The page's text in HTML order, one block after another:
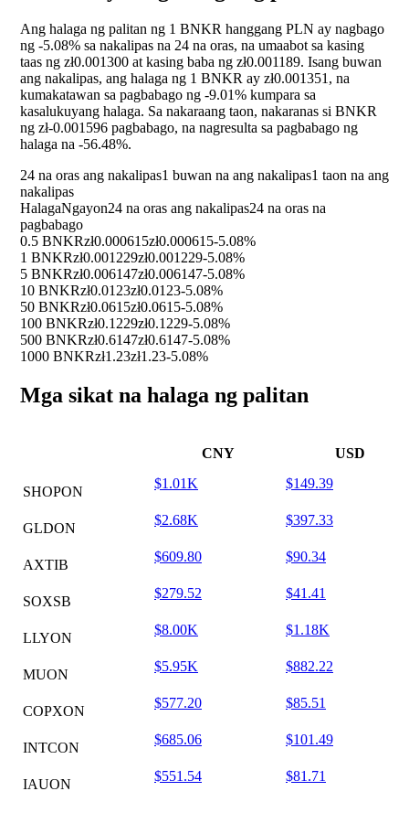
Ang halaga ng palitan ng 1 BNKR hanggang PLN ay nagbago
ng -5.08% sa nakalipas na 24 na oras, na umaabot sa kasing
taas ng zł0.001300 at kasing baba ng zł0.001189. Isang buwan
ang nakalipas, ang halaga ng 1 BNKR ay zł0.001351, na
kumakatawan sa pagbabago ng -9.01% kumpara sa
kasalukuyang halaga. Sa nakaraang taon, nakaranas si BNKR
ng zł-0.001596 pagbabago, na nagresulta sa pagbabago ng
halaga na -56.48%.
24 na oras ang nakalipas1 buwan na ang nakalipas1 taon na ang
nakalipas
HalagaNgayon24 na oras ang nakalipas24 na oras na
pagbabago
0.5 BNKRzł0.000615zł0.000615-5.08%
1 BNKRzł0.001229zł0.001229-5.08%
5 BNKRzł0.006147zł0.006147-5.08%
10 BNKRzł0.0123zł0.0123-5.08%
50 BNKRzł0.0615zł0.0615-5.08%
100 BNKRzł0.1229zł0.1229-5.08%
500 BNKRzł0.6147zł0.6147-5.08%
1000 BNKRzł1.23zł1.23-5.08%
Mga sikat na halaga ng palitan
CNY USD
SHOPON
$1.01K $149.39
GLDON
$2.68K $397.33
AXTIB
$609.80 $90.34
SOXSB
$279.52 $41.41
LLYON
$8.00K $1.18K
MUON
$5.95K $882.22
COPXON
$577.20 $85.51
INTCON
$685.06 $101.49
IAUON
$551.54 $81.71